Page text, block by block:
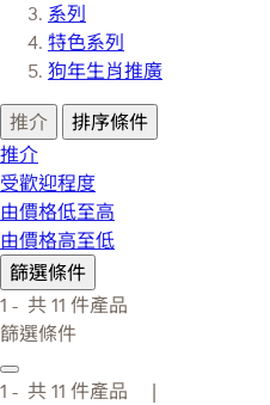
系列
特色系列
狗年生肖推廣
推介
排序條件
推介
受歡迎程度
由價格低至高
由價格高至低
篩選條件
1 - 共 11 件產品
篩選條件
1 - 共 11 件產品 |